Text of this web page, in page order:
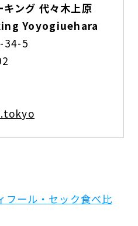
キング 代々木上原
Yoyogiuehara
34-5
フール・セック食べ比